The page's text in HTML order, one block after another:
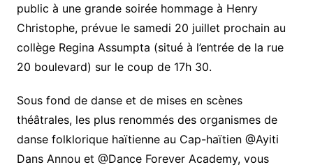
public à une grande soirée hommage à Henry
Christophe, prévue le samedi 20 juillet prochain au
collège Regina Assumpta (situé à l’entrée de la rue
20 boulevard) sur le coup de 17h 30.
Sous fond de danse et de mises en scènes
théâtrales, les plus renommés des organismes de
danse folklorique haïtienne au Cap-haïtien @Ayiti
Dans Annou et @Dance Forever Academy, vous